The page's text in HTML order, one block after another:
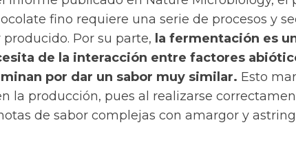
fino requiere una serie de procesos y
Por su parte, la fermentación es
de la interacción entre factores
por dar un sabor muy similar. Esto
la producción, pues al realizarse
de sabor complejas con amargor y